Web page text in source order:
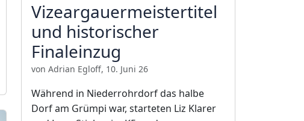
Vizeargauermeistertitel
und historischer
Finaleinzug
von Adrian Egloff, 10. Juni 26
Während in Niederrohrdorf das halbe
Dorf am Grümpi war, starteten Liz Klarer